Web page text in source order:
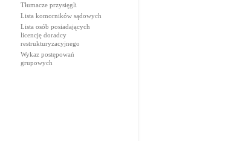
Tłumacze przysięgli
Lista komorników sądowych
Lista osób posiadających
licencję doradcy
restrukturyzacyjnego
Wykaz postępowań
grupowych